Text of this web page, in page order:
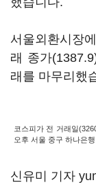
서울외환시장
래 종가
래를 마무리했
코스피가 전 거래일
오후 서울 중구 하나은
신유미 기자